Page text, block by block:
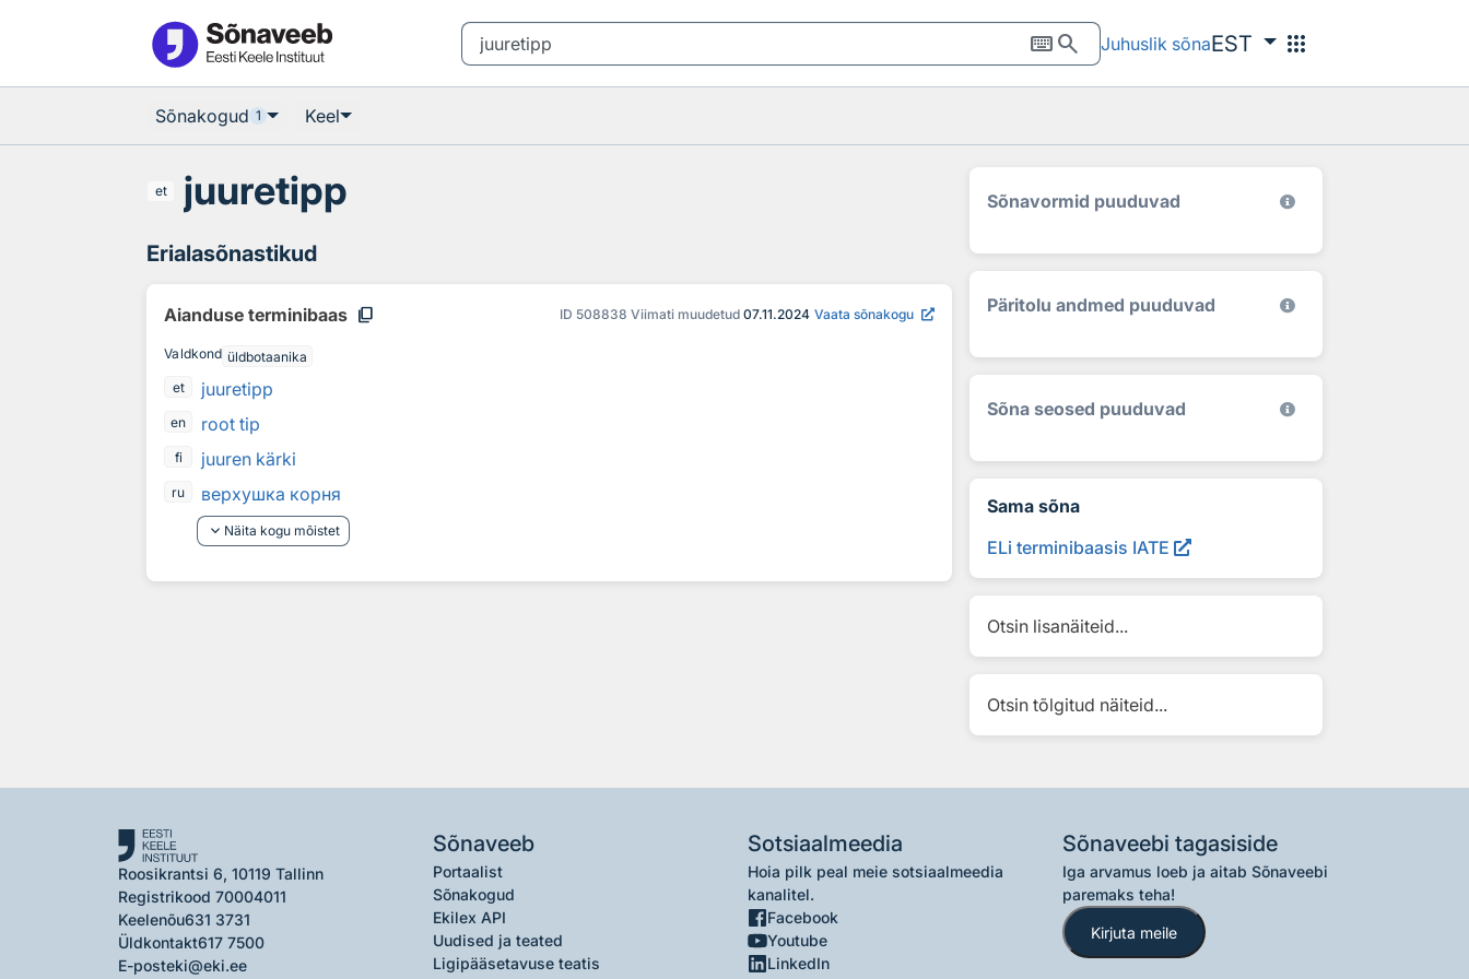
keyboardsearch Juhuslik sõnaEST apps
Sõnakogud 1 Keel
et juuretipp
Erialasõnastikud
Aianduse terminibaas content_copy ID 508838 Viimati muudetud 07.11.2024 Vaata sõnakogu
Valdkond üldbotaanika
et
juuretipp
en root tip
fi juuren kärki
ru
верхушка корня
keyboard_arrow_down Näita kogu mõistet
Sõnavormid puuduvad
Päritolu andmed puuduvad
Sõna seosed puuduvad
Sama sõna
ELi terminibaasis IATE
Otsin lisanäiteid...
Otsin tõlgitud näiteid...
Roosikrantsi 6, 10119 Tallinn
Registrikood 70004011
Keelenõu631 3731
Üldkontakt617 7500
E-posteki@eki.ee
Sõnaveeb
Portaalist
Sõnakogud
Ekilex API
Uudised ja teated
Ligipääsetavuse teatis
Sotsiaalmeedia
Hoia pilk peal meie sotsiaalmeedia
kanalitel.
Facebook
Youtube
LinkedIn
Sõnaveebi tagasiside
Iga arvamus loeb ja aitab Sõnaveebi
paremaks teha!
Kirjuta meile